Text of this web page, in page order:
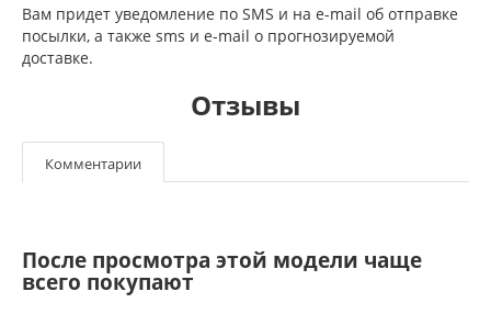
Вам придет уведомление по SMS и на e-mail об отправке
посылки, а также sms и e-mail о прогнозируемой
доставке.
Отзывы
Комментарии
После просмотра этой модели чаще
всего покупают